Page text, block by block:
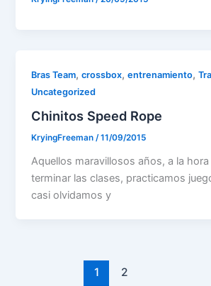
Bras Team,crossbox,entrenamiento,
Uncategorized
Chinitos Speed Rope
KryingFreeman/11/09/2015
Aquellos maravillosos años, a la
terminar las clases, practicamos
casi olvidamos y
1 2